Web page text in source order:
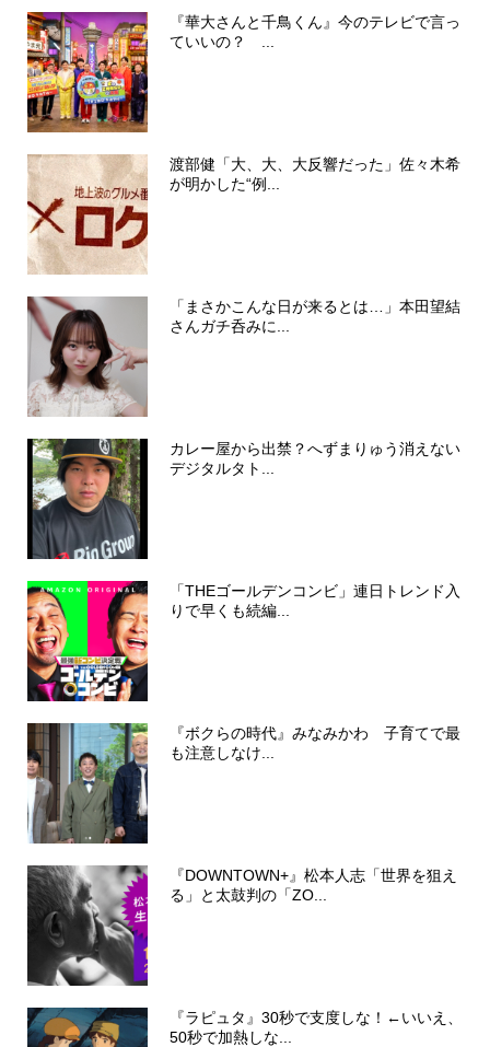
『華大さんと千鳥くん』今のテレビで言っ
ていいの？ ...
渡部健「大、大、大反響だった」佐々木希
が明かした“例...
「まさかこんな日が来るとは…」本田望結
さんガチ呑みに...
カレー屋から出禁？へずまりゅう消えない
デジタルタト...
「THEゴールデンコンビ」連日トレンド入
りで早くも続編...
『ボクらの時代』みなみかわ 子育てで最
も注意しなけ...
『DOWNTOWN+』松本人志「世界を狙え
る」と太鼓判の「ZO...
『ラピュタ』30秒で支度しな！←いいえ、
50秒で加熱しな...